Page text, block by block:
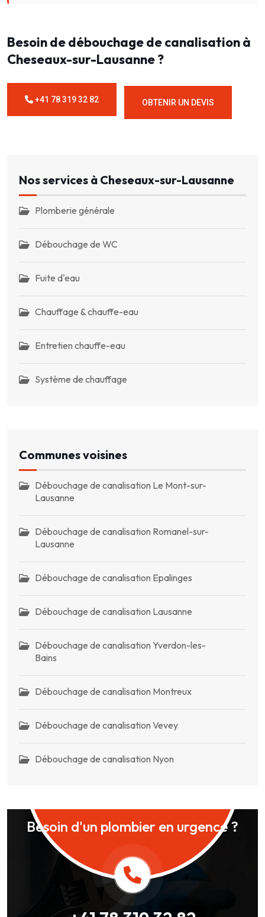
Besoin de débouchage de canalisation à
Cheseaux-sur-Lausanne ?
+41 78 319 32 82 OBTENIR UN DEVIS
Nos services à Cheseaux-sur-Lausanne
Plomberie générale
Débouchage de WC
Fuite d'eau
Chauffage & chauffe-eau
Entretien chauffe-eau
Système de chauffage
Communes voisines
Débouchage de canalisation Le Mont-sur-
Lausanne
Débouchage de canalisation Romanel-sur-
Lausanne
Débouchage de canalisation Epalinges
Débouchage de canalisation Lausanne
Débouchage de canalisation Yverdon-les-
Bains
Débouchage de canalisation Montreux
Débouchage de canalisation Vevey
Débouchage de canalisation Nyon
Besoin d'un plombier en urgence ?